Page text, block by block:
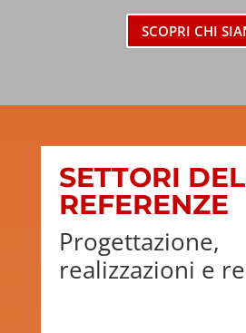
SCOPRI CHI
SETTORI
REFERENZE
Progettazione,
realizzazioni e